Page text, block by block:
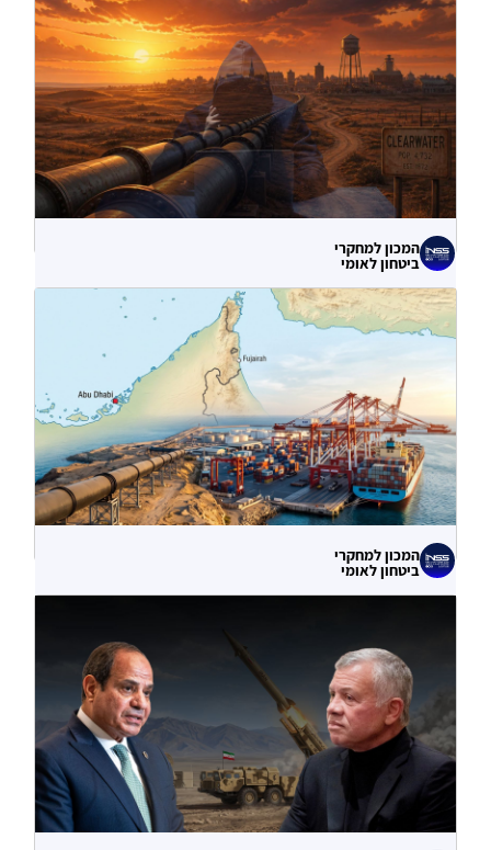
המכון למחקרי
ביטחון לאומי
לא רק הנזק המיידי: מה מלמדות תקיפות
הסייבר נגד תשתיות המים בארצות הברית?
המכון למחקרי
ביטחון לאומי
עוקף הורמוז? ההימור האסטרטגי הבעייתי
04.08.2026